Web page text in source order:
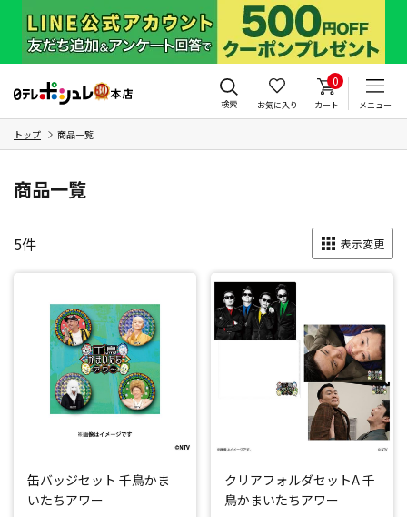
検索 お気に入り
0
カート メニュー
トップ 商品一覧
商品一覧
5件 表示変更
缶バッジセット 千鳥かま
いたちアワー
クリアフォルダセットA 千
鳥かまいたちアワー